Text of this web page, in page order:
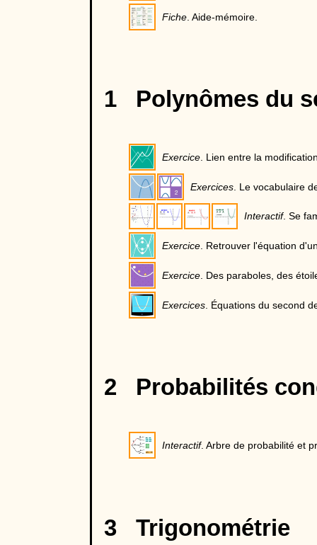
Fiche . Aide-mémoire.
1 Polynômes du
Exercice . Lien entre la
Exercices . Le vocabulaire
Interactif. Se
Exercice . Retrouver l'équation
Exercice . Des paraboles, des
Exercices . Équations du second
2 Probabilités
Interactif. Arbre de probabilité et
3 Trigonométrie